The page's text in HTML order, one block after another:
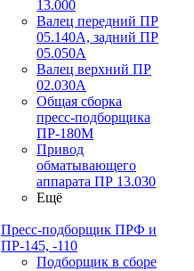
13.000
Валец передний ПР
05.140A, задний ПР
05.050A
Валец верхний ПР
02.030A
Общая сборка
пресс-подборщика
ПР-180М
Привод
обматывающего
аппарата ПР 13.030
Ещё
Пресс-подборщик ПРФ и
ПР-145, -110
Подборщик в сборе